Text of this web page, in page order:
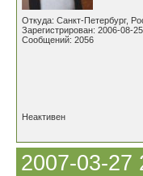
Откуда: Санкт-Петербург,
Зарегистрирован: 2006-08-25
Сообщений: 2056
Неактивен
2007-03-27